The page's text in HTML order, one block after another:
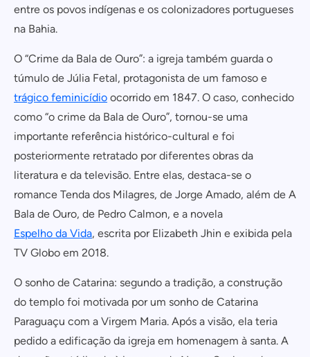
entre os povos indígenas e os colonizadores portugueses
na Bahia.
O “Crime da Bala de Ouro”: a igreja também guarda o
túmulo de Júlia Fetal, protagonista de um famoso e
trágico feminicídio ocorrido em 1847. O caso, conhecido
como “o crime da Bala de Ouro”, tornou-se uma
importante referência histórico-cultural e foi
posteriormente retratado por diferentes obras da
literatura e da televisão. Entre elas, destaca-se o
romance Tenda dos Milagres, de Jorge Amado, além de A
Bala de Ouro, de Pedro Calmon, e a novela
Espelho da Vida, escrita por Elizabeth Jhin e exibida pela
TV Globo em 2018.
O sonho de Catarina: segundo a tradição, a construção
do templo foi motivada por um sonho de Catarina
Paraguaçu com a Virgem Maria. Após a visão, ela teria
pedido a edificação da igreja em homenagem à santa. A